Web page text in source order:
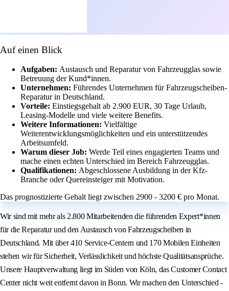
Auf einen Blick
Aufgaben: Austausch und Reparatur von Fahrzeugglas sowie
Betreuung der Kund*innen.
Unternehmen: Führendes Unternehmen für Fahrzeugscheiben-
Reparatur in Deutschland.
Vorteile: Einstiegsgehalt ab 2.900 EUR, 30 Tage Urlaub,
Leasing-Modelle und viele weitere Benefits.
Weitere Informationen: Vielfältige
Weiterentwicklungsmöglichkeiten und ein unterstützendes
Arbeitsumfeld.
Warum dieser Job: Werde Teil eines engagierten Teams und
mache einen echten Unterschied im Bereich Fahrzeugglas.
Qualifikationen: Abgeschlossene Ausbildung in der Kfz-
Branche oder Quereinsteiger mit Motivation.
Das prognostizierte Gehalt liegt zwischen 2900 - 3200 € pro Monat.
Wir sind mit mehr als 2.800 Mitarbeitenden die führenden Expert*innen
für die Reparatur und den Austausch von Fahrzeugscheiben in
Deutschland. Mit über 410 Service-Centern und 170 Mobilen Einheiten
stehen wir für Sicherheit, Verlässlichkeit und höchste Qualitätsansprüche.
Unsere Hauptverwaltung liegt im Süden von Köln, das Customer Contact
Center nicht weit entfernt davon in Bonn. Wir machen den Unterschied -